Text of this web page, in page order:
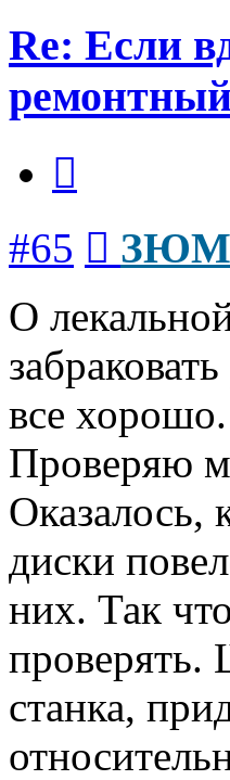
Re: Если
#65 ЗЮМ
О
все
Проверяю
Оказалось,
диски
них. Так
проверять.
станка,